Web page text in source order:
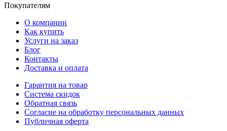
Покупателям
О компании
Как купить
Услуги на заказ
Блог
Контакты
Доставка и оплата
Гарантия на товар
Система скидок
Обратная связь
Согласие на обработку персональных данных
Публичная оферта